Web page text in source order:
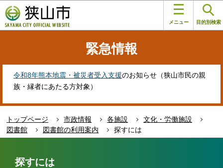
の
ペ
す
メニュー 目的別検索
緊急情報
令和8年熊本地震・被災者受入支援のお知らせ（狭山市民の親
族・縁者にあたる方対象）
トップページ 市政情報 各施設
文化・労働施設
図書館
図書館の利用案内
探すには
探すには